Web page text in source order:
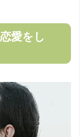
愛をし